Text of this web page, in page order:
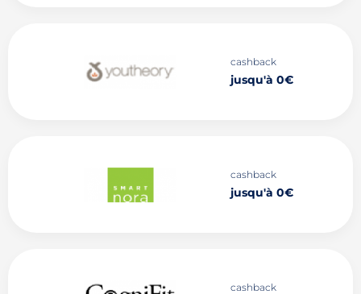
cashback
jusqu'à 0€
cashback
jusqu'à 0€
cashback